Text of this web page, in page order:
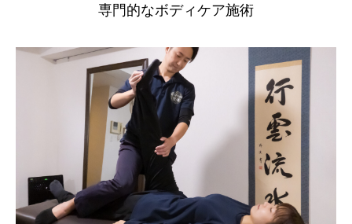
専門的なボディケア施術